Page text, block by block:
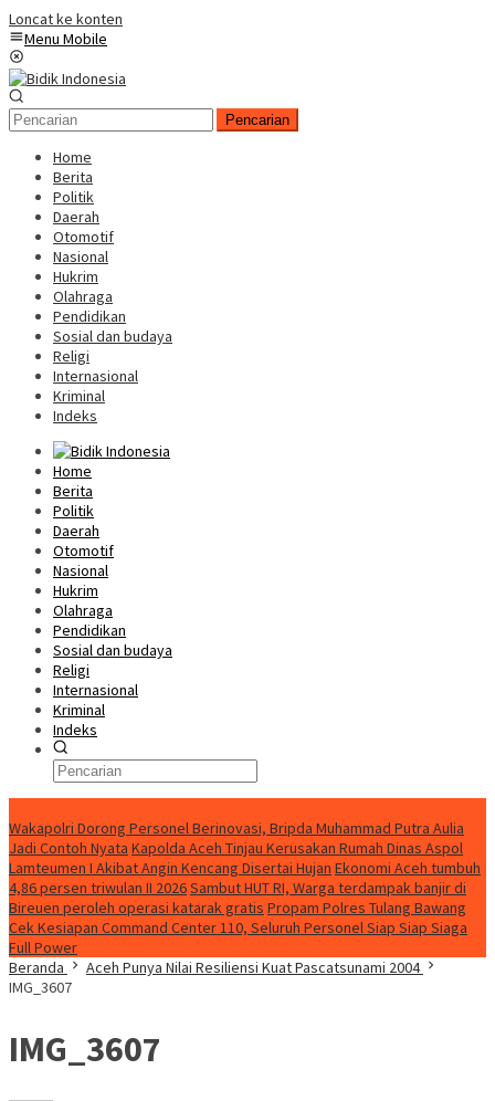
Loncat ke konten
Menu Mobile
Pencarian
Home
Berita
Politik
Daerah
Otomotif
Nasional
Hukrim
Olahraga
Pendidikan
Sosial dan budaya
Religi
Internasional
Kriminal
Indeks
Home
Berita
Politik
Daerah
Otomotif
Nasional
Hukrim
Olahraga
Pendidikan
Sosial dan budaya
Religi
Internasional
Kriminal
Indeks
Wakapolri Dorong Personel Berinovasi, Bripda Muhammad Putra Aulia
Jadi Contoh Nyata Kapolda Aceh Tinjau Kerusakan Rumah Dinas Aspol
Lamteumen I Akibat Angin Kencang Disertai Hujan Ekonomi Aceh tumbuh
4,86 persen triwulan II 2026Sambut HUT RI, Warga terdampak banjir di
Bireuen peroleh operasi katarak gratis Propam Polres Tulang Bawang
Cek Kesiapan Command Center 110, Seluruh Personel Siap Siap Siaga
Full Power
Beranda
Aceh Punya Nilai Resiliensi Kuat Pascatsunami 2004
IMG_3607
IMG_3607